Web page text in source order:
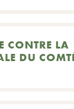
CONTRE LA
DU